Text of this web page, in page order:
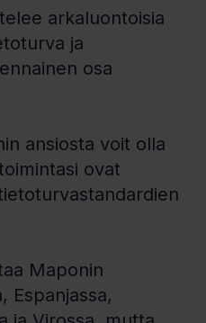
arkaluontoisia
ja
osa
ansiosta voit olla
ovat
Maponin
Espanjassa,